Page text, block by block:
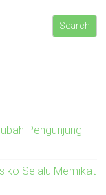
Search
Pengunjung
Selalu Memikat